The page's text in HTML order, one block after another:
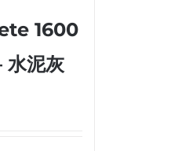
1600
水泥灰